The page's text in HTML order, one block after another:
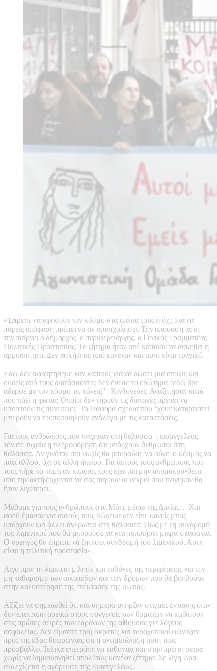
«Έπρεπε να αφήσουν τον κόσμο στα σπίτια τους ή όχι; Για να
πάρεις απόφαση πρέπει να σε απασχολήσει. Την απόφαση αυτή
την παίρνει ο δήμαρχος, ο περιφερειάρχης, ο Γενικός Γραμματέας
Πολιτικής Προστασίας. Το ζήτημα ήταν από κάποιον να ασκηθεί η
αρμοδιότητα. Δεν ασκήθηκε από κανέναν και αυτό είναι τραγικό.
Εδώ δεν αναζητήθηκε καν κάποιος για να δώσει μια άποψη και
ουδείς από τους διατάσσοντες δεν έθεσε το ερώτημα “εδώ βρε
αδερφέ με τον κόσμο τις κάνεις” ; Κινδυνεύει; Αναζήτησαν κατά
που πάει η φωτιά; Οποίοι δεν τηρούν τις διαταγές πρέπει να
υποστούν τις συνέπειες. Τα διάφορα σχέδια που έχουν καταρτιστεί
μπορούν να τροποποιηθούν ανάλογα με τις καταστάσεις.
Για τους ανθρώπους που πνίγηκαν στη θάλασσα η εισαγγελέας
τόνισε τυχαία η πληροφόρηση ότι υπάρχουν άνθρωποι στη
θάλασσα. Αν γινόταν πιο νωρίς θα μπορούσε να φύγει ο κόσμος να
πάει αλλού, όχι σε άλλη ήπειρο. Για αυτούς τους ανθρώπους που
τους πήρε το κύμα αν κάποιος τους είχε πει μην απομακρυνθείτε
από την ακτή έρχονται να σας πάρουν οι νεκροί που πνίγηκαν θα
ήταν λιγότεροι.
Μάθαμε για τους ανθρώπους στο Μάτι, μέσω της Δανίας… Και
αφού έμαθαν για αυτούς τους δώδεκα δεν είπε κανείς μπας
υπάρχουν και άλλοι άνθρωποι στη θάλασσα; Πως με τη συνδρομή
του λιμενικού που θα μπορούσε να κινητοποιήσει μικρά σκαφάκια.
Ο αρχηγός θα έπρεπε να ζητήσει συνδρομή του λιμενικού. Αυτή
είναι η πολιτική προστασία».
Λίγο πριν τη διακοπή μίλησε και ευθύνες της περιφέρειας για τον
μη καθαρισμό των οικοπέδων και των δρόμων που θα βοηθούσε
στην καθυστέρηση της επέκτασης της φωτιάς.
Αξίζει να σημειωθεί ότι και σήμερα υπήρξαν στιγμές έντασης όταν
δεν επετράπη αρχικά στους συγγενείς των θυμάτων να καθίσουν
στις πρώτες σειρές των εδράνων της αίθουσας για λόγους
ασφαλείας. Δεν είμαστε τρομοκράτες και ταραχοποιοί φώναξαν
προς της έδρα θεωρώντας ότι η αντιμετώπιση αυτή τους
προσβάλλει Τελικά επετράπη να κάθονται και στην πρώτη σειρά
χωρίς να δημιουργηθεί απολύτως κανένα ζήτημα. Σε λίγη ώρα
συνεχίζεται η αγόρευση της Εισαγγελέως.